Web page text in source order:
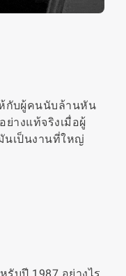
ห้กับผู้คนนับล้านหัน
างแท้จริงเมื่อผู้
นเป็นงานที่ใหญ่